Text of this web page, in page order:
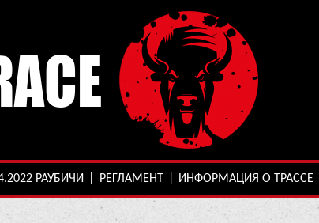
РАУБИЧИ РЕГЛАМЕНТ ИНФОРМАЦИЯ О ТРАССЕ